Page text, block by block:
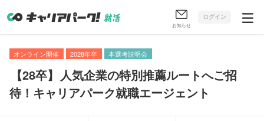
お知らせ
ログイン
オンライン開催 2028年卒 本選考説明会
【28卒】 人気企業の特別推薦ルートへご招
待！キャリアパーク就職エージェント